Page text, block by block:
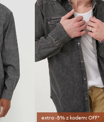
extra -5% z kodem: OFF*